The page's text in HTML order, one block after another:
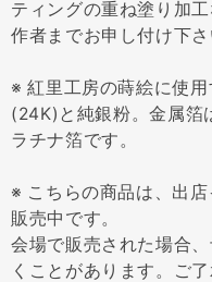
ティングの重ね塗り加
作者までお申し付け下さ
※ 紅里工房の蒔絵に使
(24K)と純銀粉。金属箔
ラチナ箔です。
※ こちらの商品は、出
販売中です。
会場で販売された場合
くことがあります。ご了